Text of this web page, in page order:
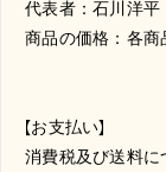
代表者：石川洋平
商品の価格：各
【お支払い】
消費税及び送料に